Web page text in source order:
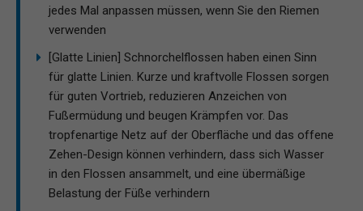
jedes Mal anpassen müssen, wenn Sie den Riemen
verwenden
[Glatte Linien] Schnorchelflossen haben einen Sinn
für glatte Linien. Kurze und kraftvolle Flossen sorgen
für guten Vortrieb, reduzieren Anzeichen von
Fußermüdung und beugen Krämpfen vor. Das
tropfenartige Netz auf der Oberfläche und das offene
Zehen-Design können verhindern, dass sich Wasser
in den Flossen ansammelt, und eine übermäßige
Belastung der Füße verhindern